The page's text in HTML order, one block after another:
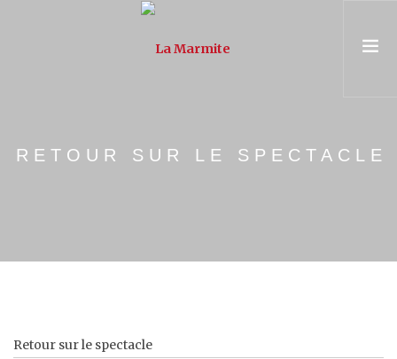
ASSOCIATION & ÉQUIPE
RETOUR SUR LE SPECTACLE
Retour sur le spectacle